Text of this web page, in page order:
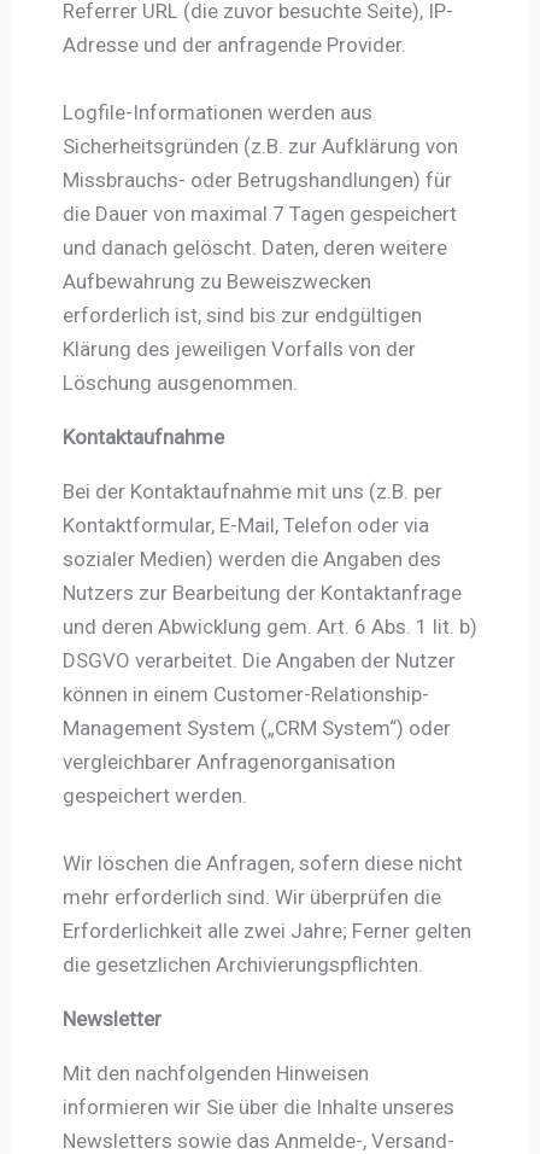
Referrer URL (die zuvor besuchte Seite), IP-
Adresse und der anfragende Provider.
Logfile-Informationen werden aus
Sicherheitsgründen (z.B. zur Aufklärung von
Missbrauchs- oder Betrugshandlungen) für
die Dauer von maximal 7 Tagen gespeichert
und danach gelöscht. Daten, deren weitere
Aufbewahrung zu Beweiszwecken
erforderlich ist, sind bis zur endgültigen
Klärung des jeweiligen Vorfalls von der
Löschung ausgenommen.
Kontaktaufnahme
Bei der Kontaktaufnahme mit uns (z.B. per
Kontaktformular, E-Mail, Telefon oder via
sozialer Medien) werden die Angaben des
Nutzers zur Bearbeitung der Kontaktanfrage
und deren Abwicklung gem. Art. 6 Abs. 1 lit. b)
DSGVO verarbeitet. Die Angaben der Nutzer
können in einem Customer-Relationship-
Management System („CRM System“) oder
vergleichbarer Anfragenorganisation
gespeichert werden.
Wir löschen die Anfragen, sofern diese nicht
mehr erforderlich sind. Wir überprüfen die
Erforderlichkeit alle zwei Jahre; Ferner gelten
die gesetzlichen Archivierungspflichten.
Newsletter
Mit den nachfolgenden Hinweisen
informieren wir Sie über die Inhalte unseres
Newsletters sowie das Anmelde-, Versand-